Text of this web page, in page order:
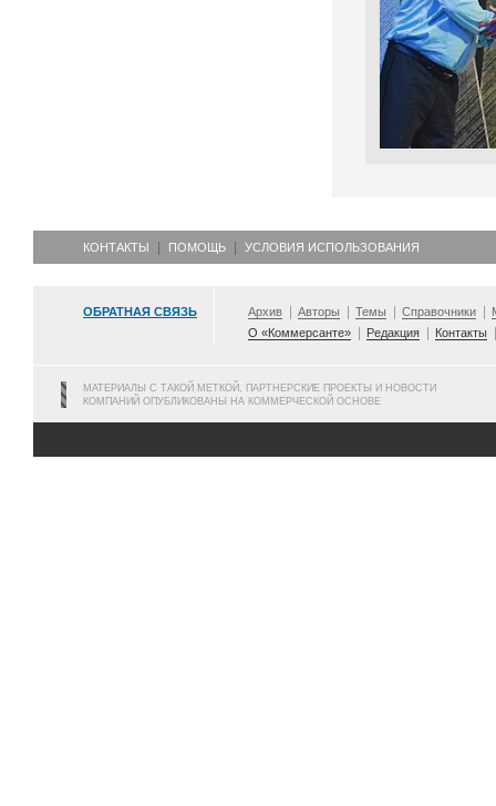
КОНТАКТЫ ПОМОЩЬ УСЛОВИЯ ИСПОЛЬЗОВАНИЯ
ОБРАТНАЯ СВЯЗЬ Архив Авторы Темы Справочники
О «Коммерсанте»
Редакция Контакты
МАТЕРИАЛЫ С ТАКОЙ МЕТКОЙ, ПАРТНЕРСКИЕ ПРОЕКТЫ И НОВОСТИ
КОМПАНИЙ ОПУБЛИКОВАНЫ НА КОММЕРЧЕСКОЙ ОСНОВЕ